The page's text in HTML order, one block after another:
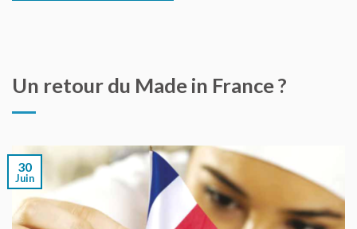
Un retour du Made in France ?
30
Juin